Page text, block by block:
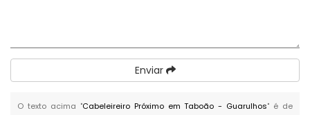
Enviar
O texto acima "Cabeleireiro Próximo em Taboão - Guarulhos" é de